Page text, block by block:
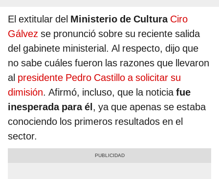
El extitular del Ministerio de Cultura Ciro
Gálvez se pronunció sobre su reciente salida
del gabinete ministerial. Al respecto, dijo que
no sabe cuáles fueron las razones que llevaron
al presidente Pedro Castillo a solicitar su
dimisión. Afirmó, incluso, que la noticiafue
inesperada para él, ya que apenas se estaba
conociendo los primeros resultados en el
sector.